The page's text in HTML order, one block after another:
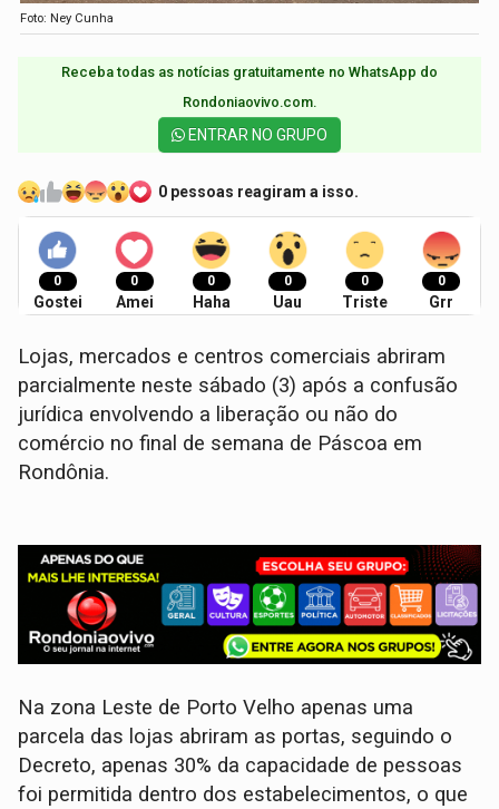
Foto: Ney Cunha
Receba todas as notícias gratuitamente no WhatsApp do
Rondoniaovivo.com.​
ENTRAR NO GRUPO
0 pessoas reagiram a isso.
0
Gostei
0
Amei
0
Haha
0
Uau
0
Triste
0
Grr
Lojas, mercados e centros comerciais abriram
parcialmente neste sábado (3) após a confusão
jurídica envolvendo a liberação ou não do
comércio no final de semana de Páscoa em
Rondônia.
Na zona Leste de Porto Velho apenas uma
parcela das lojas abriram as portas, seguindo o
Decreto, apenas 30% da capacidade de pessoas
foi permitida dentro dos estabelecimentos, o que